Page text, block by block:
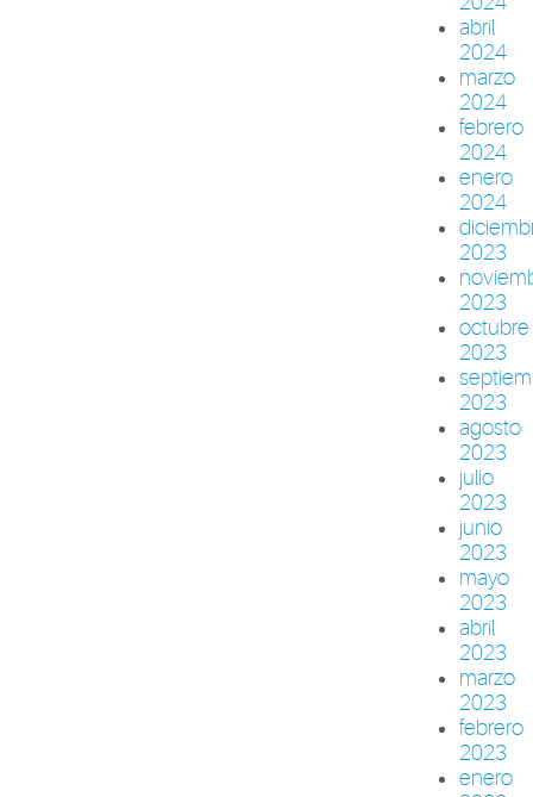
abril
2024
marzo
2024
febrero
2024
enero
2024
2023
2023
octubre
2023
2023
agosto
2023
julio
2023
junio
2023
mayo
2023
abril
2023
marzo
2023
febrero
2023
enero